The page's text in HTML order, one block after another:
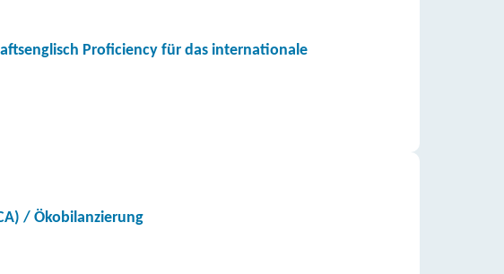
Proficiency für das internationale
/ Ökobilanzierung